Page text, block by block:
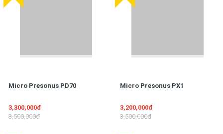
Micro Presonus PD70
3,300,000đ
3,500,000đ
Micro Presonus PX1
3,200,000đ
3,500,000đ